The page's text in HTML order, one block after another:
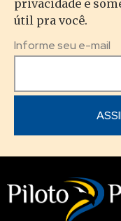
privacidade e
útil pra você.
Informe seu e-mail